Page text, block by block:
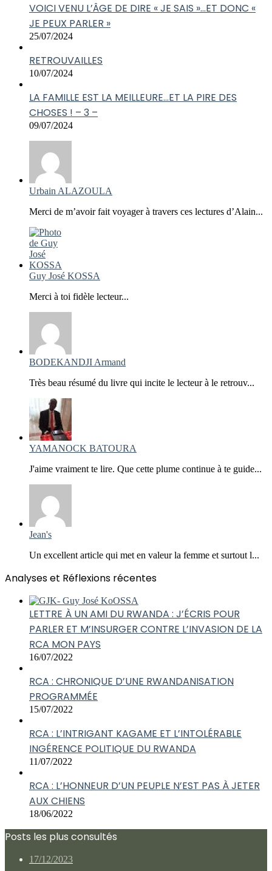
VOICI VENU L’ÂGE DE DIRE « JE SAIS »…ET DONC «
JE PEUX PARLER »
25/07/2024
RETROUVAILLES
10/07/2024
LA FAMILLE EST LA MEILLEURE…ET LA PIRE DES
CHOSES ! – 3 –
09/07/2024
Urbain ALAZOULA
Merci de m’avoir fait voyager à travers ces lectures d’Alain...
Guy José KOSSA
Merci à toi fidèle lecteur...
BODEKANDJI Armand
Très beau résumé du livre qui incite le lecteur à le retrouv...
YAMANOCK BATOURA
J'aime vraiment te lire. Que cette plume continue à te guide...
Jean's
Un excellent article qui met en valeur la femme et surtout l...
Analyses et Réflexions récentes
LETTRE À UN AMI DU RWANDA : J’ÉCRIS POUR
PARLER ET M’INSURGER CONTRE L’INVASION DE LA
RCA MON PAYS
16/07/2022
RCA : CHRONIQUE D’UNE RWANDANISATION
PROGRAMMÉE
15/07/2022
RCA : L’INTRIGANT KAGAME ET L’INTOLÉRABLE
INGÉRENCE POLITIQUE DU RWANDA
11/07/2022
RCA : L’HONNEUR D’UN PEUPLE N’EST PAS À JETER
AUX CHIENS
18/06/2022
Posts les plus consultés
17/12/2023